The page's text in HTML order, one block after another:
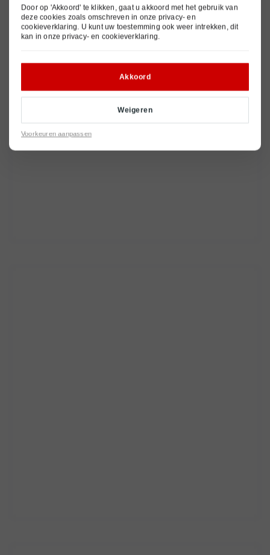
Door op 'Akkoord' te klikken, gaat u akkoord met het gebruik van
deze cookies zoals omschreven in onze privacy- en
cookieverklaring. U kunt uw toestemming ook weer intrekken, dit
kan in onzeprivacy- en cookieverklaring.
Akkoord
Weigeren
Voorkeuren aanpassen